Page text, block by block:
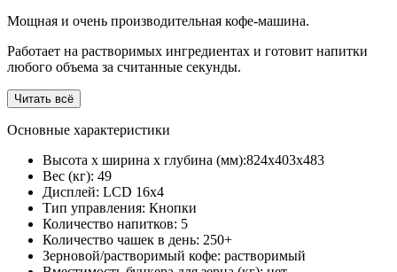
Мощная и очень производительная кофе-машина.
Работает на растворимых ингредиентах и готовит напитки
любого объема за считанные секунды.
Читать всё
Основные характеристики
Высота х ширина х глубина (мм):824х403х483
Вес (кг): 49
Дисплей: LCD 16x4
Тип управления: Кнопки
Количество напитков: 5
Количество чашек в день: 250+
Зерновой/растворимый кофе: растворимый